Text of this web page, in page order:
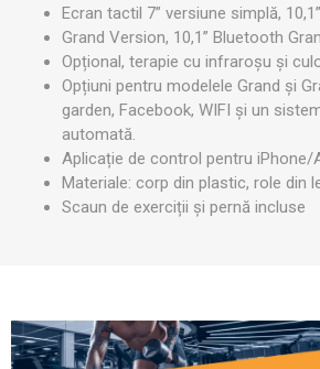
Ecran tactil 7” versiune simplă,
Grand Version, 10,1” Bluetooth
Opțional, terapie cu infraroșu și
Opțiuni pentru modelele Grand și
garden, Facebook, WIFI și un
automată.
Aplicație de control pentru iPhone/
Materiale: corp din plastic, role din
Scaun de exerciții și pernă incluse